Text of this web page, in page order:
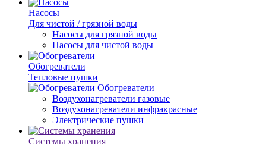
Насосы
Для чистой / грязной воды
Насосы для грязной воды
Насосы для чистой воды
Обогреватели
Тепловые пушки
Обогреватели
Воздухонагреватели газовые
Воздухонагреватели инфракрасные
Электрические пушки
Системы хранения